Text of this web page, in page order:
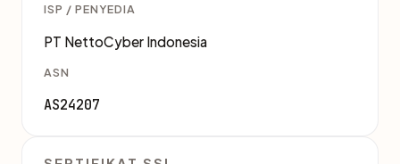
ISP / PENYEDIA
PT NettoCyber Indonesia
ASN
AS24207